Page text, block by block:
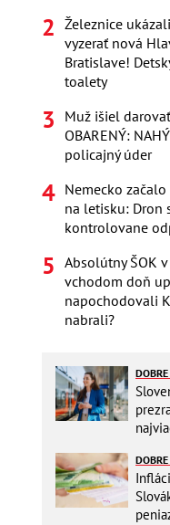
Železnice
vyzerať nová
Bratislave!
toalety
Muž išiel
OBARENÝ:
policajný úder
Nemecko
na letisku: Dron
kontrolovane
Absolútny ŠOK
vchodom doň
napochodovali
nabrali?